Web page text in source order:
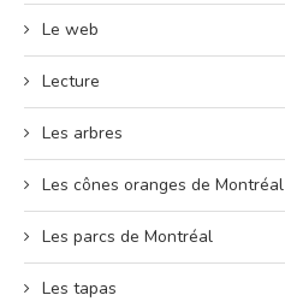
Le web
Lecture
Les arbres
Les cônes oranges de Montréal
Les parcs de Montréal
Les tapas